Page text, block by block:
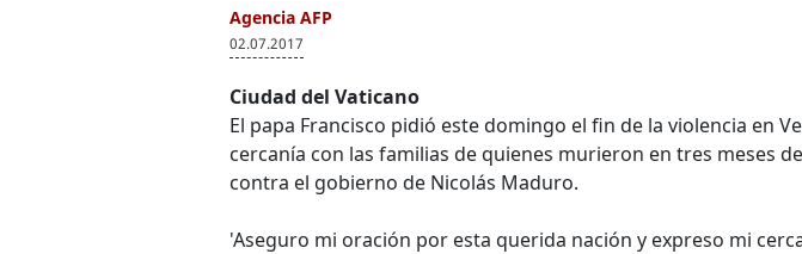
Agencia AFP
02.07.2017
Ciudad del Vaticano
El papa Francisco pidió este domingo el fin de la violencia en
cercanía con las familias de quienes murieron en tres meses
contra el gobierno de Nicolás Maduro.
'Aseguro mi oración por esta querida nación y expreso mi